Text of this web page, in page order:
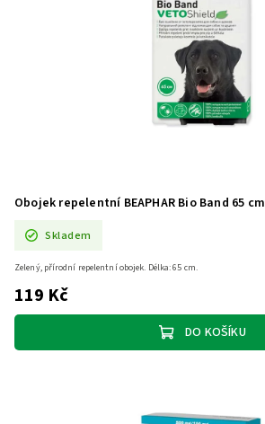
Obojek repelentní BEAPHAR Bio Band 65 cm
Skladem
119 Kč
DO KOŠÍKU
Zelený, přírodní repelentní obojek. Délka: 65 cm.